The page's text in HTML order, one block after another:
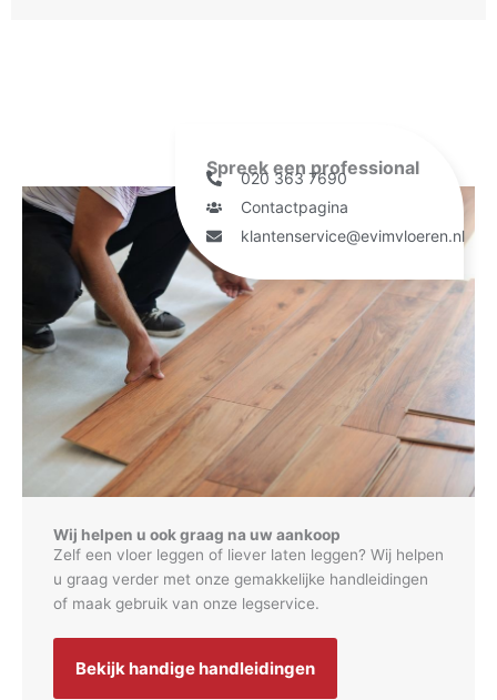
Spreek een professional
020 363 7690
Contactpagina
klantenservice@evimvloeren.nl
Wij helpen u ook graag na uw aankoop
Zelf een vloer leggen of liever laten leggen? Wij helpen
u graag verder met onze gemakkelijke handleidingen
of maak gebruik van onze legservice.
Bekijk handige handleidingen